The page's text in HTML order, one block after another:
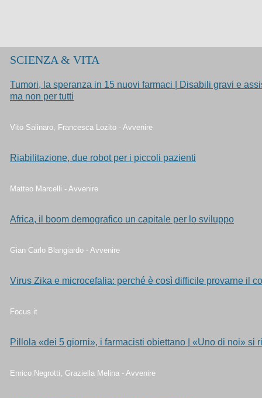
SCIENZA & VITA
Tumori, la speranza in 15 nuovi farmaci | Disabili gravi e
ma non per tutti
Vito Salinaro, Francesca Lozito - Avvenire
Riabilitazione, due robot per i piccoli pazienti
Matteo Marcelli - Avvenire
Africa, il boom demografico un capitale per lo sviluppo
Gian Carlo Blangiardo - Avvenire
Virus Zika e microcefalia: perché è così difficile provarne il
Focus.it
Pillola «dei 5 giorni», i farmacisti obiettano | «Uno di noi» si
Enrico Negrotti, Graziella Melina - Avvenire